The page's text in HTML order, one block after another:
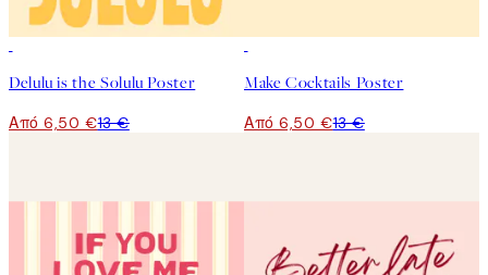
Delulu is the Solulu Poster
Από 6,50 €13 €
Make Cocktails Poster
Από 6,50 €13 €